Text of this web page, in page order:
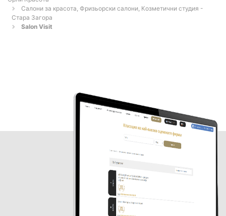
Салони за красота, Фризьорски салони, Козметични студия -
Стара Загора
Salon Visit